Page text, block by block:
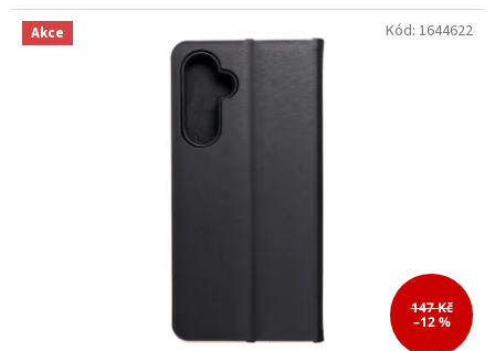
Akce
147 Kč
–12 %
Kód: 1644622